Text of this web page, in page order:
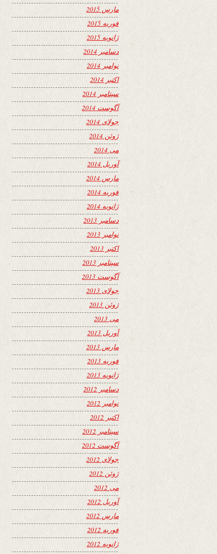
مارس 2015
فوریه 2015
ژانویه 2015
دسامبر 2014
نوامبر 2014
اکتبر 2014
سپتامبر 2014
آگوست 2014
جولای 2014
ژوئن 2014
می 2014
آوریل 2014
مارس 2014
فوریه 2014
ژانویه 2014
دسامبر 2013
نوامبر 2013
اکتبر 2013
سپتامبر 2013
آگوست 2013
جولای 2013
ژوئن 2013
می 2013
آوریل 2013
مارس 2013
فوریه 2013
ژانویه 2013
دسامبر 2012
نوامبر 2012
اکتبر 2012
سپتامبر 2012
آگوست 2012
جولای 2012
ژوئن 2012
می 2012
آوریل 2012
مارس 2012
فوریه 2012
ژانویه 2012